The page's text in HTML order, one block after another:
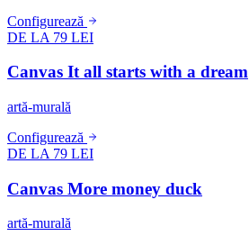
Configurează
DE LA 79 LEI
Canvas It all starts with a dream
artă-murală
Configurează
DE LA 79 LEI
Canvas More money duck
artă-murală